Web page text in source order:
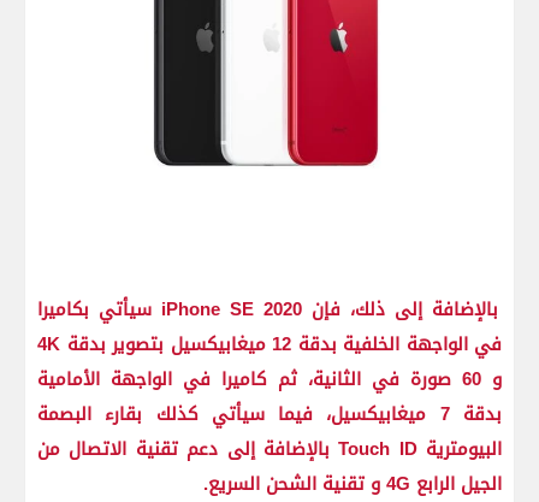
بالإضافة إلى ذلك، فإن iPhone SE 2020 سيأتي بكاميرا
في الواجهة الخلفية بدقة 12 ميغابيكسيل بتصوير بدقة 4K
و 60 صورة في الثانية، ثم كاميرا في الواجهة الأمامية
بدقة 7 ميغابيكسيل، فيما سيأتي كذلك بقارء البصمة
البيومترية Touch ID بالإضافة إلى دعم تقنية الاتصال من
الجيل الرابع 4G و تقنية الشحن السريع.